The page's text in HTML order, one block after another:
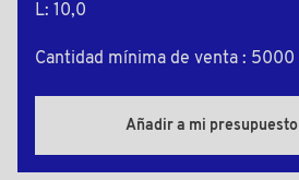
L: 10,0
Cantidad mínima de venta : 5000
Añadir a mi presupuesto